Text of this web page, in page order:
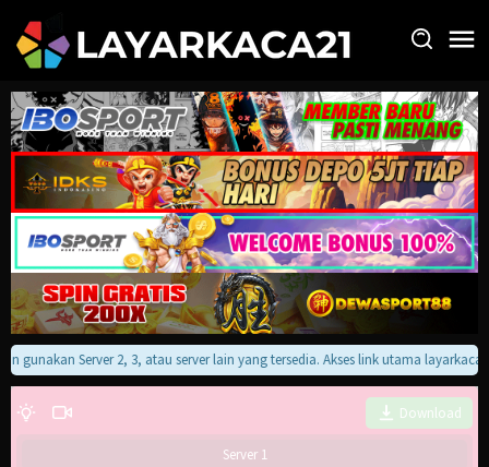
konten
gunakan Server 2, 3, atau server lain yang tersedia. Akses link utama
Download
Server 1